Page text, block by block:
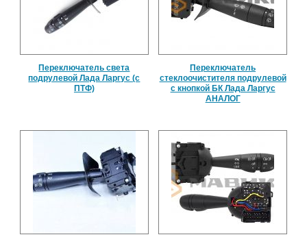
Переключатель света
подрулевой Лада Ларгус (с
ПТФ)
Переключатель
стеклоочистителя подрулевой
с кнопкой БК Лада Ларгус
АНАЛОГ